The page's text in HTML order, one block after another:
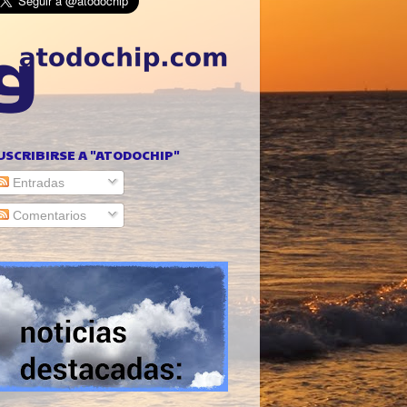
A "ATODOCHIP"
Entradas
Comentarios